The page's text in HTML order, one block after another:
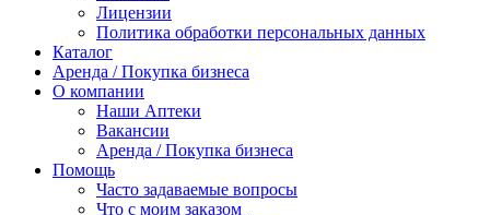
Лицензии
Политика обработки персональных данных
Каталог
Аренда / Покупка бизнеса
О компании
Наши Аптеки
Вакансии
Аренда / Покупка бизнеса
Помощь
Часто задаваемые вопросы
Что с моим заказом